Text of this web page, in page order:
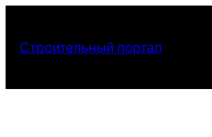
содержимому
Строительный портал